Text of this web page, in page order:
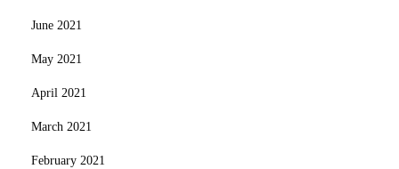
June 2021
May 2021
April 2021
March 2021
February 2021